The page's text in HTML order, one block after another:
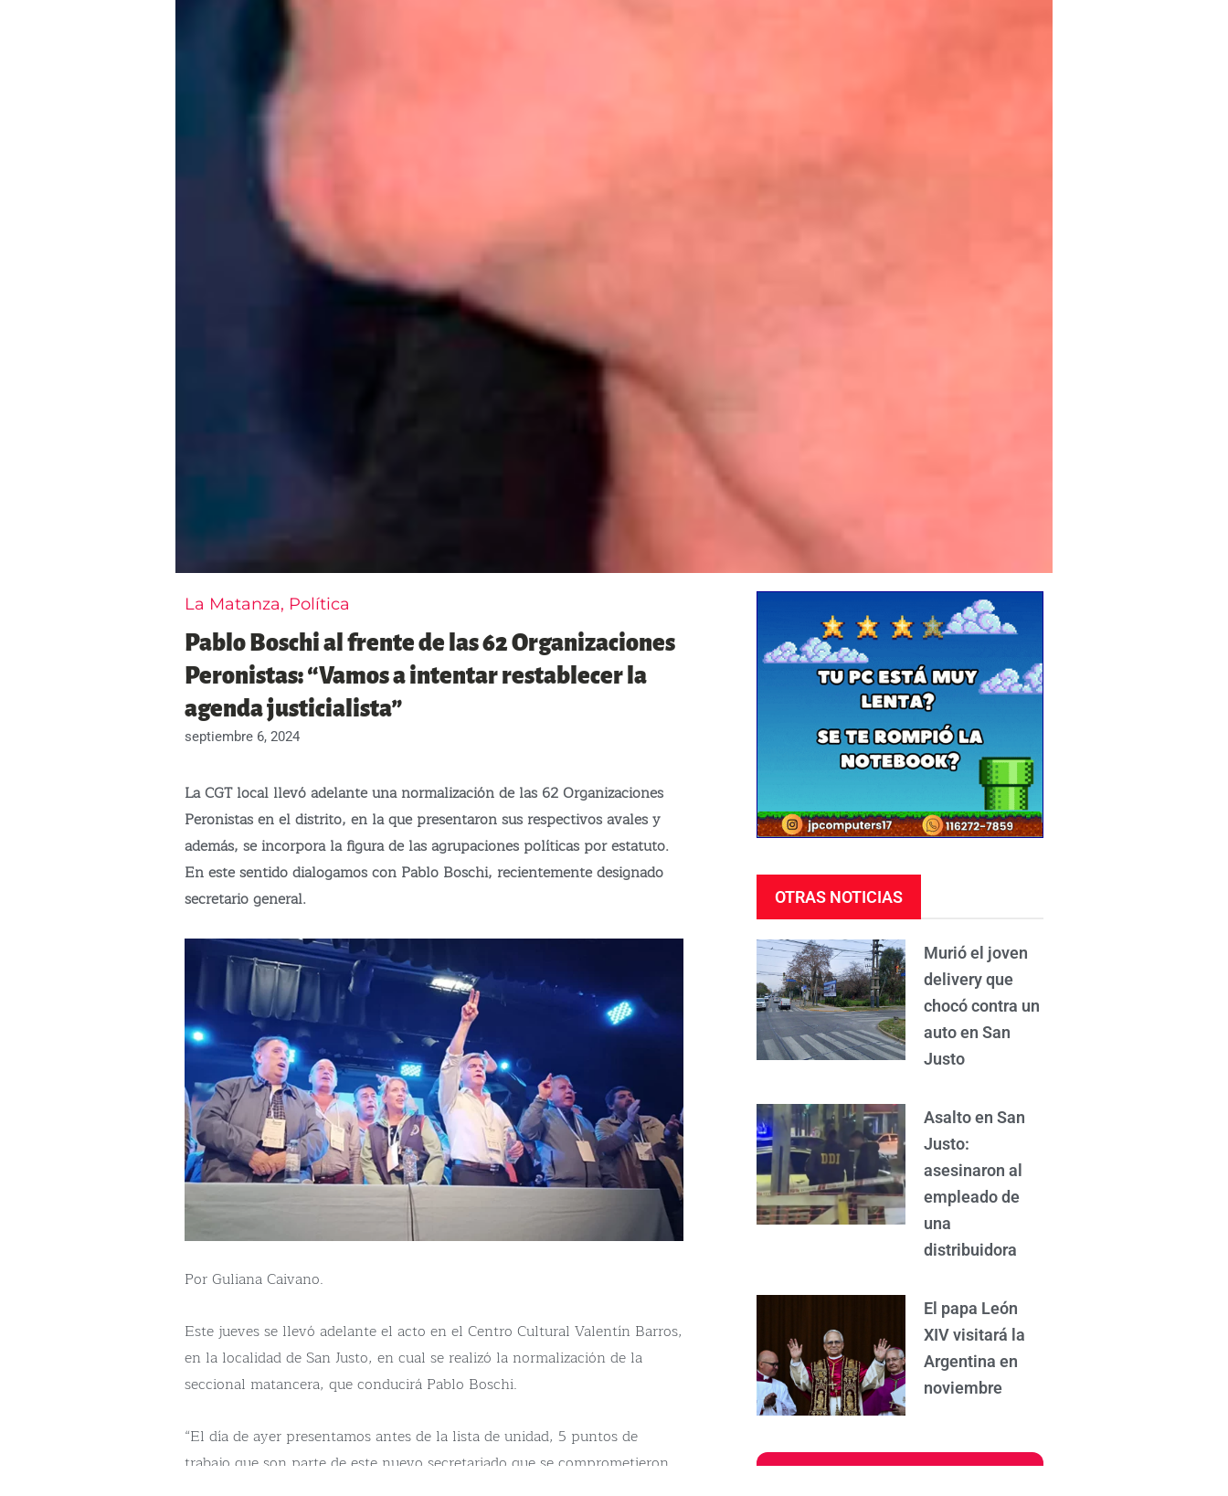
La Matanza, Política
Pablo Boschi al frente de las 62 Organizaciones
Peronistas: “Vamos a intentar restablecer la
agenda justicialista”
septiembre 6, 2024
La CGT local llevó adelante una normalización de las 62 Organizaciones
Peronistas en el distrito, en la que presentaron sus respectivos avales y
además, se incorpora la figura de las agrupaciones políticas por estatuto.
En este sentido dialogamos con Pablo Boschi, recientemente designado
secretario general.
Por Guliana Caivano.
Este jueves se llevó adelante el acto en el Centro Cultural Valentín Barros,
en la localidad de San Justo, en cual se realizó la normalización de la
seccional matancera, que conducirá Pablo Boschi.
“El día de ayer presentamos antes de la lista de unidad, 5 puntos de
trabajo que son parte de este nuevo secretariado que se comprometieron.
OTRAS NOTICIAS
Murió el joven
delivery que
chocó contra un
auto en San
Justo
Asalto en San
Justo:
asesinaron al
empleado de
una
distribuidora
El papa León
XIV visitará la
Argentina en
noviembre